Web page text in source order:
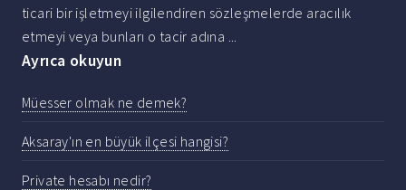
ticari bir işletmeyi ilgilendiren sözleşmelerde aracılık
etmeyi veya bunları o tacir adına ...
Ayrıca okuyun
Müesser olmak ne demek?
Aksaray'ın en büyük ilçesi hangisi?
Private hesabı nedir?